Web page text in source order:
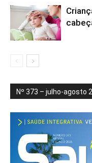
Nº 373 – julho-agosto